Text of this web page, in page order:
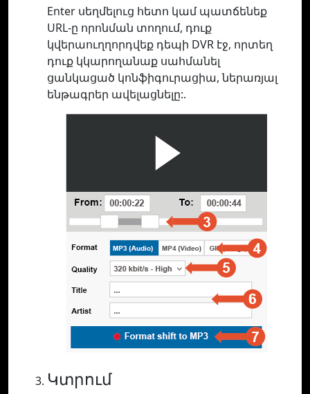
Enter սեղմելուց հետո կամ պատճենեք
URL-ը որոնման տողում, դուք
կվերաուղղորդվեք դեպի DVR էջ, որտեղ
դուք կկարողանաք սահմանել
ցանկացած կոնֆիգուրացիա, ներառյալ
ենթագրեր ավելացնելը:.
Կտրում